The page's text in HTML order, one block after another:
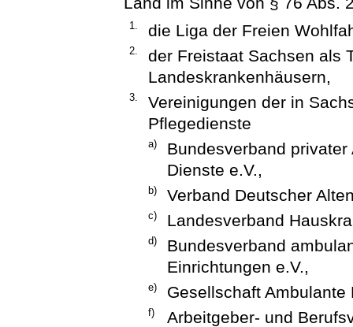
1. die Liga der Freien
2.
der Freistaat Sachsen als
Landeskrankenhäusern,
3.
Vereinigungen der in
Pflegedienste
a)
Bundesverband
Dienste e.V.,
b) Verband Deutscher
c) Landesverband
d)
Bundesverband
Einrichtungen e.V.,
e) Gesellschaft
f)
Arbeitgeber- und